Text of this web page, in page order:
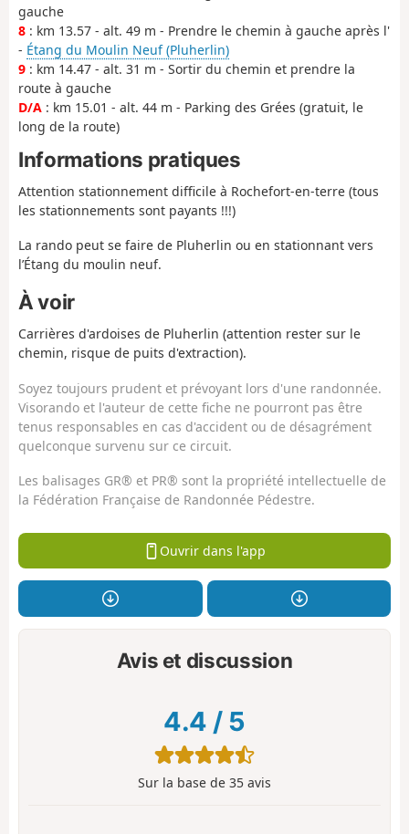
gauche
8 : km 13.57 - alt. 49 m - Prendre le chemin à gauche après l'
- Étang du Moulin Neuf (Pluherlin)
9 : km 14.47 - alt. 31 m - Sortir du chemin et prendre la
route à gauche
D/A : km 15.01 - alt. 44 m - Parking des Grées (gratuit, le
long de la route)
Informations pratiques
Attention stationnement difficile à Rochefort-en-terre (tous
les stationnements sont payants !!!)
La rando peut se faire de Pluherlin ou en stationnant vers
l’Étang du moulin neuf.
À voir
Carrières d'ardoises de Pluherlin (attention rester sur le
chemin, risque de puits d'extraction).
Soyez toujours prudent et prévoyant lors d'une randonnée.
Visorando et l'auteur de cette fiche ne pourront pas être
tenus responsables en cas d'accident ou de désagrément
quelconque survenu sur ce circuit.
Les balisages GR® et PR® sont la propriété intellectuelle de
la Fédération Française de Randonnée Pédestre.
Ouvrir dans l'app
Avis et discussion
4.4 / 5
Sur la base de 35 avis